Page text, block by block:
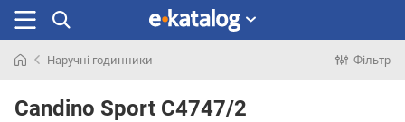
раніше
Наручні годинники Фільтр
Candino Sport C4747/2